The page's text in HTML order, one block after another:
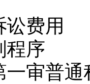
费用
序
审普通